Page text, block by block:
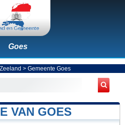
Goes
> Gemeente Goes
VAN GOES